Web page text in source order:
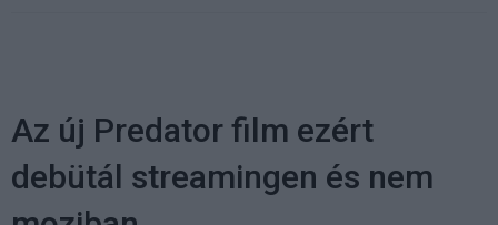
Az új Predator film ezért
debütál streamingen és nem